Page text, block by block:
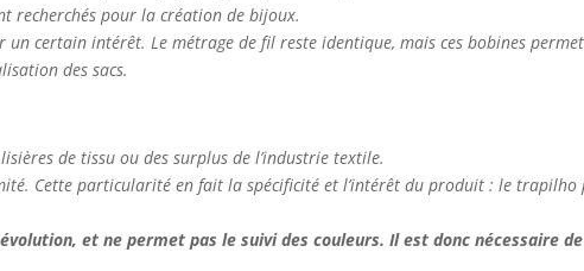
recherchés pour la création de bijoux.
un certain intérêt. Le métrage de fil reste identique, mais ces bobines
des sacs.
de tissu ou des surplus de l’industrie textile.
Cette particularité en fait la spécificité et l’intérêt du produit : le trapilho
et ne permet pas le suivi des couleurs. Il est donc nécessaire